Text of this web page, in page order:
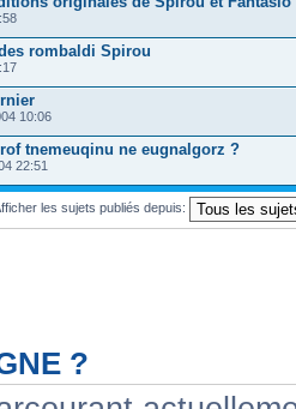
rombaldi Spirou
10:06
tnemeuqinu ne eugnalgorz ?
22:51
les sujets publiés depuis:
?